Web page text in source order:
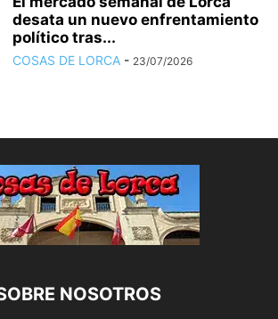
desata un nuevo enfrentamiento
político tras...
COSAS DE LORCA - 23/07/2026
NOSOTROS